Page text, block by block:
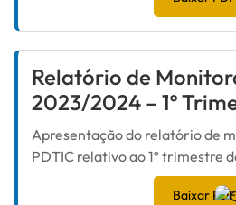
Relatório de
2023/2024 – 1º
Apresentação do relatório de
PDTIC relativo ao 1º trimestre
Baixar PDF